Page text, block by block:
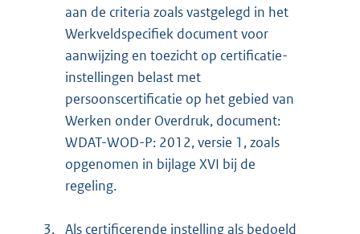
aan de criteria zoals vastgelegd in het
Werkveldspecifiek document voor
aanwijzing en toezicht op certificatie-
instellingen belast met
persoonscertificatie op het gebied van
Werken onder Overdruk, document:
WDAT-WOD-P: 2012, versie 1, zoals
opgenomen in bijlage XVI bij de
regeling.
3. Als certificerende instelling als bedoeld